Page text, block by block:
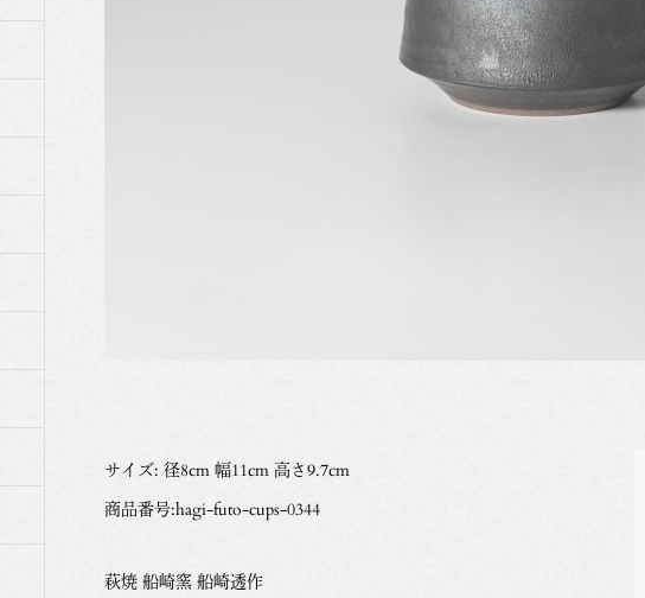
サイズ: 径8cm 幅11cm 高さ9.7cm
商品番号:hagi-futo-cups-0344
萩焼 船崎窯 船崎透作